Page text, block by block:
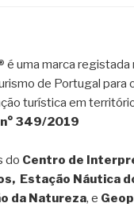
é uma marca registada
de Portugal para
turística em
n° 349/2019
do Centro de
Estação Náutica
da Natureza, e